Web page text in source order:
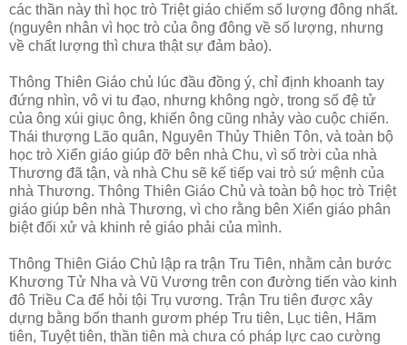
các thần này thì học trò Triệt giáo chiếm số lượng đông nhất.
(nguyên nhân vì học trò của ông đông về số lượng, nhưng
về chất lượng thì chưa thật sự đảm bảo).
Thông Thiên Giáo chủ lúc đầu đồng ý, chỉ định khoanh tay
đứng nhìn, vô vi tu đạo, nhưng không ngờ, trong số đệ tử
của ông xúi giục ông, khiến ông cũng nhảy vào cuộc chiến.
Thái thượng Lão quân, Nguyên Thủy Thiên Tôn, và toàn bộ
học trò Xiển giáo giúp đỡ bên nhà Chu, vì số trời của nhà
Thương đã tận, và nhà Chu sẽ kế tiếp vai trò sứ mệnh của
nhà Thương. Thông Thiên Giáo Chủ và toàn bộ học trò Triệt
giáo giúp bên nhà Thương, vì cho rằng bên Xiển giáo phân
biệt đối xử và khinh rẻ giáo phải của mình.
Thông Thiên Giáo Chủ lập ra trận Tru Tiên, nhằm cản bước
Khương Tử Nha và Vũ Vương trên con đường tiến vào kinh
đô Triều Ca để hỏi tội Trụ vương. Trận Tru tiên được xây
dựng bằng bốn thanh gươm phép Tru tiên, Lục tiên, Hãm
tiên, Tuyệt tiên, thần tiên mà chưa có pháp lực cao cường